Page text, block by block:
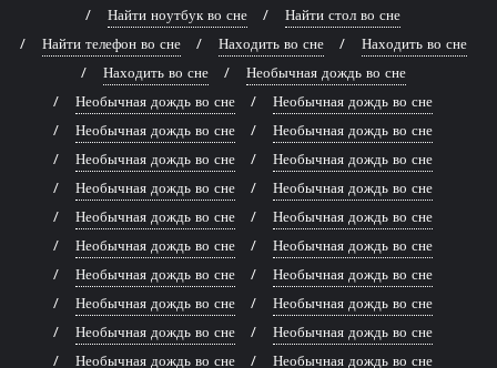
Найти ноутбук во сне
Найти стол во сне
Найти телефон во сне
Находить во сне
Находить во сне
Находить во сне
Необычная дождь во сне
Необычная дождь во сне
Необычная дождь во сне
Необычная дождь во сне
Необычная дождь во сне
Необычная дождь во сне
Необычная дождь во сне
Необычная дождь во сне
Необычная дождь во сне
Необычная дождь во сне
Необычная дождь во сне
Необычная дождь во сне
Необычная дождь во сне
Необычная дождь во сне
Необычная дождь во сне
Необычная дождь во сне
Необычная дождь во сне
Необычная дождь во сне
Необычная дождь во сне
Необычная дождь во сне
Необычная дождь во сне